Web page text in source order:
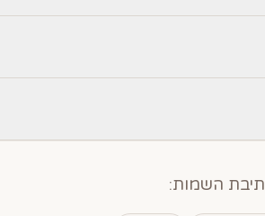
השמות: